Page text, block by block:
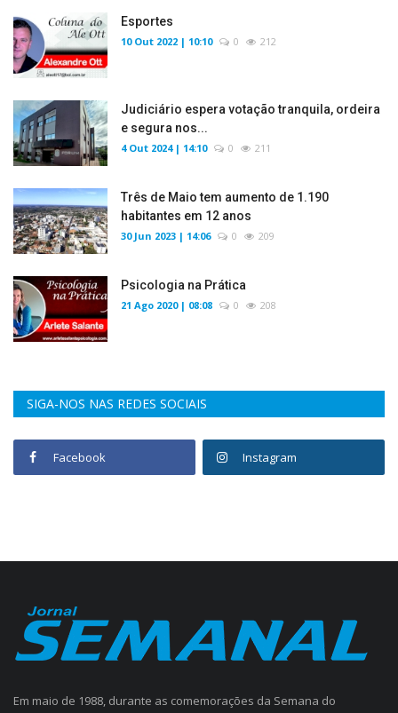
Esportes
10 Out 2022 | 10:10 0 212
Judiciário espera votação tranquila, ordeira
e segura nos...
4 Out 2024 | 14:10 0 211
Três de Maio tem aumento de 1.190
habitantes em 12 anos
30 Jun 2023 | 14:06 0 209
Psicologia na Prática
21 Ago 2020 | 08:08 0 208
SIGA-NOS NAS REDES SOCIAIS
Facebook Instagram
Em maio de 1988, durante as comemorações da Semana do